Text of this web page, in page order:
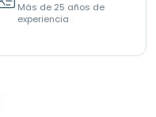
Más de 25 años de
experiencia